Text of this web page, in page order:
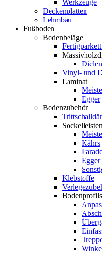
Werkzeuge
Deckenplatten
Lehmbau
Fußboden
Bodenbeläge
Vinyl- und
Laminat
Egger
Bodenzubehör
Kährs
Egger
Klebstoffe